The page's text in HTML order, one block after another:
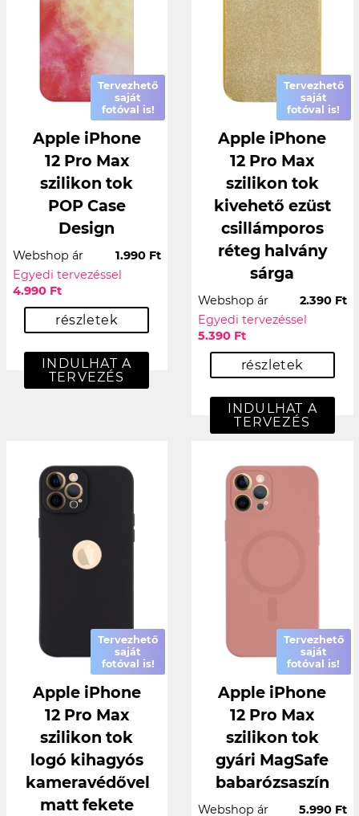
Tervezhető
saját
fotóval is!
Apple iPhone
12 Pro Max
szilikon tok
POP Case
Design
Webshop ár
1.990 Ft
Egyedi tervezéssel
4.990 Ft
részletek
INDULHAT A
TERVEZÉS
Tervezhető
saját
fotóval is!
Apple iPhone
12 Pro Max
szilikon tok
kivehető ezüst
csillámporos
réteg halvány
sárga
Webshop ár
2.390 Ft
Egyedi tervezéssel
5.390 Ft
részletek
INDULHAT A
TERVEZÉS
Tervezhető
saját
fotóval is!
Apple iPhone
12 Pro Max
szilikon tok
logó kihagyós
kameravédővel
matt fekete
Tervezhető
saját
fotóval is!
Apple iPhone
12 Pro Max
szilikon tok
gyári MagSafe
babarózsaszín
Webshop ár 5.990 Ft